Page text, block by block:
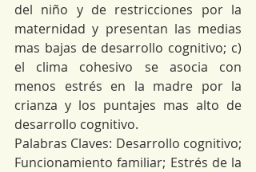
del niño y de restricciones por la
maternidad y presentan las medias
mas bajas de desarrollo cognitivo; c)
el clima cohesivo se asocia con
menos estrés en la madre por la
crianza y los puntajes mas alto de
desarrollo cognitivo.
Palabras Claves: Desarrollo cognitivo;
Funcionamiento familiar; Estrés de la